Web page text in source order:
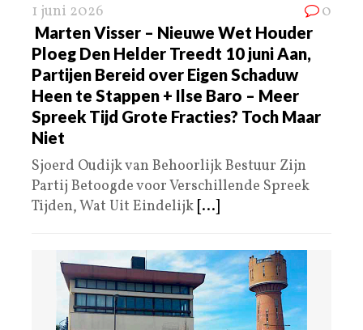
1 juni 2026 0
Marten Visser – Nieuwe Wet Houder
Ploeg Den Helder Treedt 10 juni Aan,
Partijen Bereid over Eigen Schaduw
Heen te Stappen + Ilse Baro – Meer
Spreek Tijd Grote Fracties? Toch Maar
Niet
Sjoerd Oudijk van Behoorlijk Bestuur Zijn
Partij Betoogde voor Verschillende Spreek
Tijden, Wat Uit Eindelijk [...]